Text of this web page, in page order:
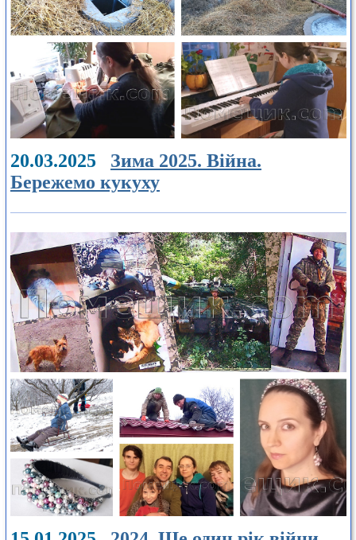
20.03.2025 Зима 2025. Війна.
Бережемо кукуху